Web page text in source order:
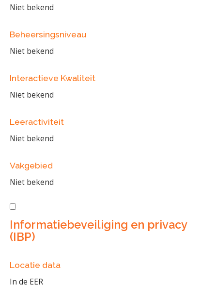
Niet bekend
Beheersingsniveau
Niet bekend
Interactieve Kwaliteit
Niet bekend
Leeractiviteit
Niet bekend
Vakgebied
Niet bekend
Informatiebeveiliging en privacy
(IBP)
Locatie data
In de EER